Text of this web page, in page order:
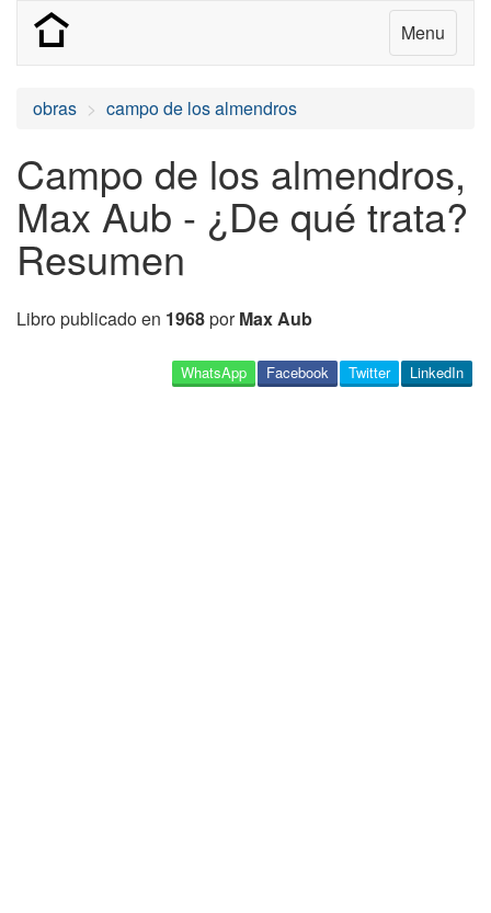
Menu
obras campo de los almendros
Campo de los almendros,
Max Aub - ¿De qué trata?
Resumen
Libro publicado en 1968porMax Aub
LinkedIn
Twitter
Facebook
WhatsApp